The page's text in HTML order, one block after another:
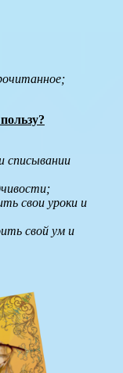
списывании
свои уроки и
свой ум и